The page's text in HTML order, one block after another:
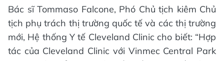
Bác sĩ Tommaso Falcone, Phó Chủ tịch kiêm Chủ
tịch phụ trách thị trường quốc tế và các thị trường
mới, Hệ thống Y tế Cleveland Clinic cho biết: “Hợp
tác của Cleveland Clinic với Vinmec Central Park